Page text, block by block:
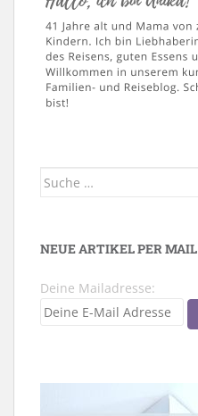
Suche
NEUE ARTIKEL PER MAIL
Deine Mailadresse: